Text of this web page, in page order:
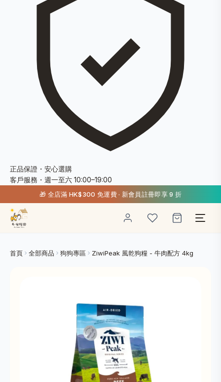
正品保證・安心選購
客戶服務・週一至六 10:00–19:00
🎁 全店滿 HK$300 免運費 · 新會員註冊即享 9 折
首頁 全部商品 狗狗專區 ZiwiPeak 風乾狗糧 - 牛肉配方 4kg